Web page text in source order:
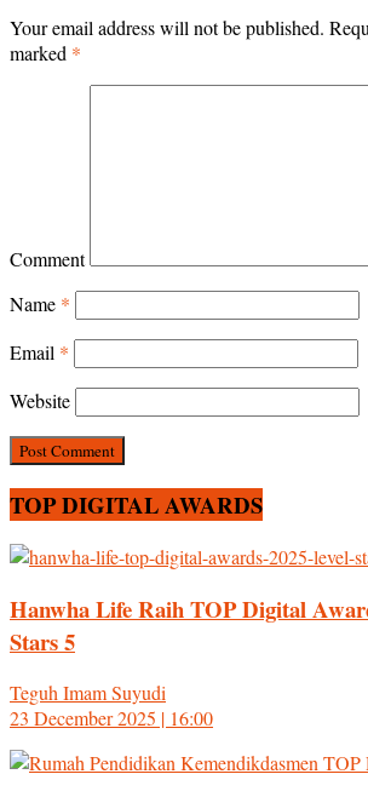
Your email address will not be published.
marked *
Comment
Name *
Email *
Website
TOP DIGITAL AWARDS
Hanwha Life Raih TOP Digital
Stars 5
Teguh Imam Suyudi
23 December 2025 | 16:00